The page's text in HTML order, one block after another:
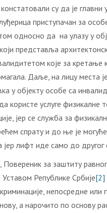
су да је
приступачан за
односно да на улазу у
представља
које за кретање
Даље, на лицу места
у објекту особе са
користе услуге физикалне
јер се служба за
спрату и до ње је
јер лифт иде само до другог
Повереник за заштиту
Уставом Републике Србије[2]
непосредне или
а нарочито по основу